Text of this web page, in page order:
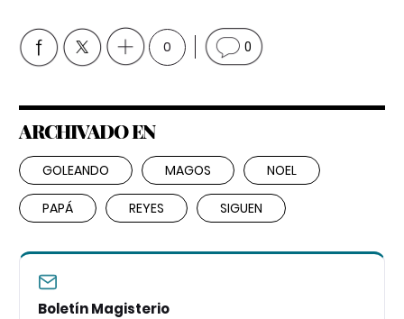
0 0
ARCHIVADO EN
GOLEANDO MAGOS NOEL
PAPÁ REYES SIGUEN
Boletín Magisterio